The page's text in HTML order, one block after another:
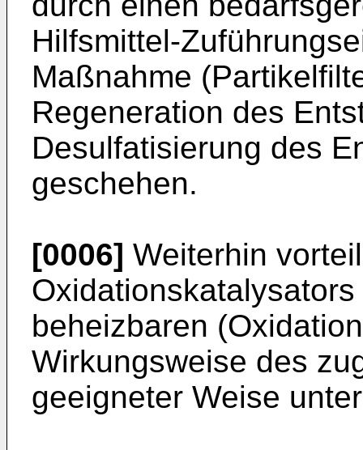
Hilfsmittel-
Maßnahme
Regeneration des
Desulfatisierung des
geschehen.
[0006] Weiterhin
beheizbaren
Wirkungsweise des
geeigneter Weise